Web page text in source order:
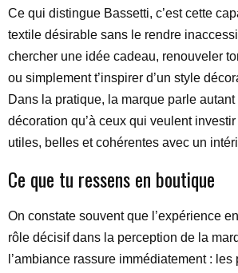
Ce qui distingue Bassetti, c’est cette
textile désirable sans le rendre
chercher une idée cadeau, renouveler
ou simplement t’inspirer d’un style
Dans la pratique, la marque parle
décoration qu’à ceux qui veulent
utiles, belles et cohérentes avec un
Ce que tu ressens en boutique
On constate souvent que l’expérience
rôle décisif dans la perception de la
l’ambiance rassure immédiatement : les